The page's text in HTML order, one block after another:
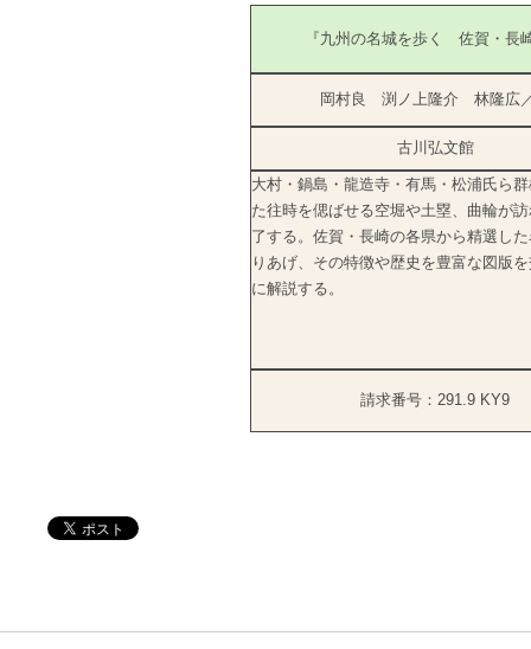
『九州の名城を歩く 佐賀・長
岡村良 渕ノ上隆介 林隆広
古川弘文館
大村・鍋島・龍造寺・有馬・松浦氏ら
た往時を偲ばせる空堀や土塁、曲輪が
了する。佐賀・長崎の各県から精選し
りあげ、その特徴や歴史を豊富な図版
に解説する。
請求番号：291.9 KY9